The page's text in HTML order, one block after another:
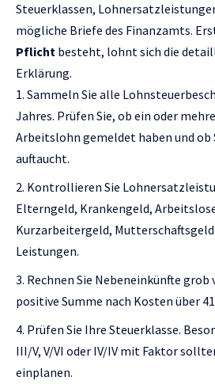
Steuerklassen,
mögliche Briefe des Finanzamts.
Pflicht besteht, lohnt sich die
Erklärung.
Sammeln Sie alle
Jahres. Prüfen Sie, ob ein oder
Arbeitslohn gemeldet haben und ob
auftaucht.
Kontrollieren Sie
Elterngeld, Krankengeld,
Kurzarbeitergeld,
Leistungen.
Rechnen Sie Nebeneinkünfte grob
positive Summe nach Kosten über
Prüfen Sie Ihre Steuerklasse.
III/V, V/VI oder IV/IV mit Faktor
einplanen.